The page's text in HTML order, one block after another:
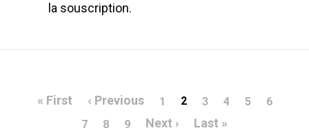
la souscription.
Pagination
« FirstPremière page
‹ PreviousPage précédente
1 2 3 4 5
6
7
8 9 Next ›Page suivante
Last »Dernière page